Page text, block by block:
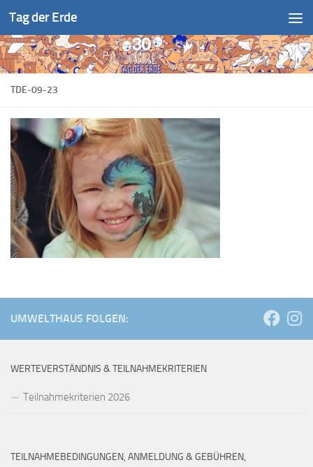
Zum Inhalt springen
Tag der Erde
TDE-09-23
UMWELTHAUS FOLGEN:
WERTEVERSTÄNDNIS & TEILNAHMEKRITERIEN
Teilnahmekriterien 2026
TEILNAHMEBEDINGUNGEN, ANMELDUNG & GEBÜHREN,